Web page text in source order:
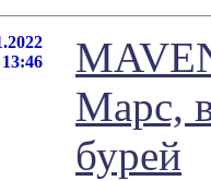
13:46
Марс,
бурей